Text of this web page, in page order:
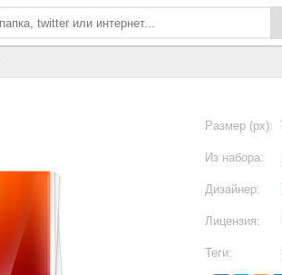
Размер (px):
Из набора:
Дизайнер:
Лицензия:
Теги: